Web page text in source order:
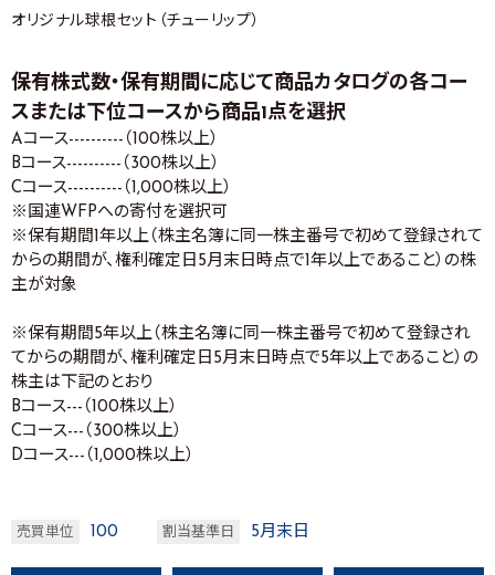
オリジナル球根セット（チューリップ）
保有株式数・保有期間に応じて商品カタログの各コー
スまたは下位コースから商品1点を選択
Aコース----------（100株以上）
Bコース----------（300株以上）
Cコース----------（1,000株以上）
※国連WFPへの寄付を選択可
※保有期間1年以上（株主名簿に同一株主番号で初めて登録されて
からの期間が、権利確定日5月末日時点で1年以上であること）の株
主が対象
※保有期間5年以上（株主名簿に同一株主番号で初めて登録され
てからの期間が、権利確定日5月末日時点で5年以上であること）の
株主は下記のとおり
Bコース---（100株以上）
Cコース---（300株以上）
Dコース---（1,000株以上）
売買単位 100 割当基準日 5月末日